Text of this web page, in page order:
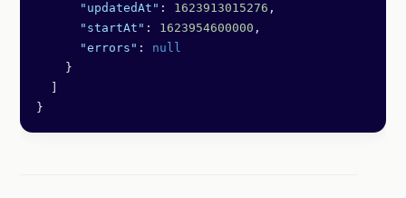
      "updatedAt"
: 1623913015276 ,
      "startAt"
: 1623954600000 ,
      "errors"
: null
    }
}